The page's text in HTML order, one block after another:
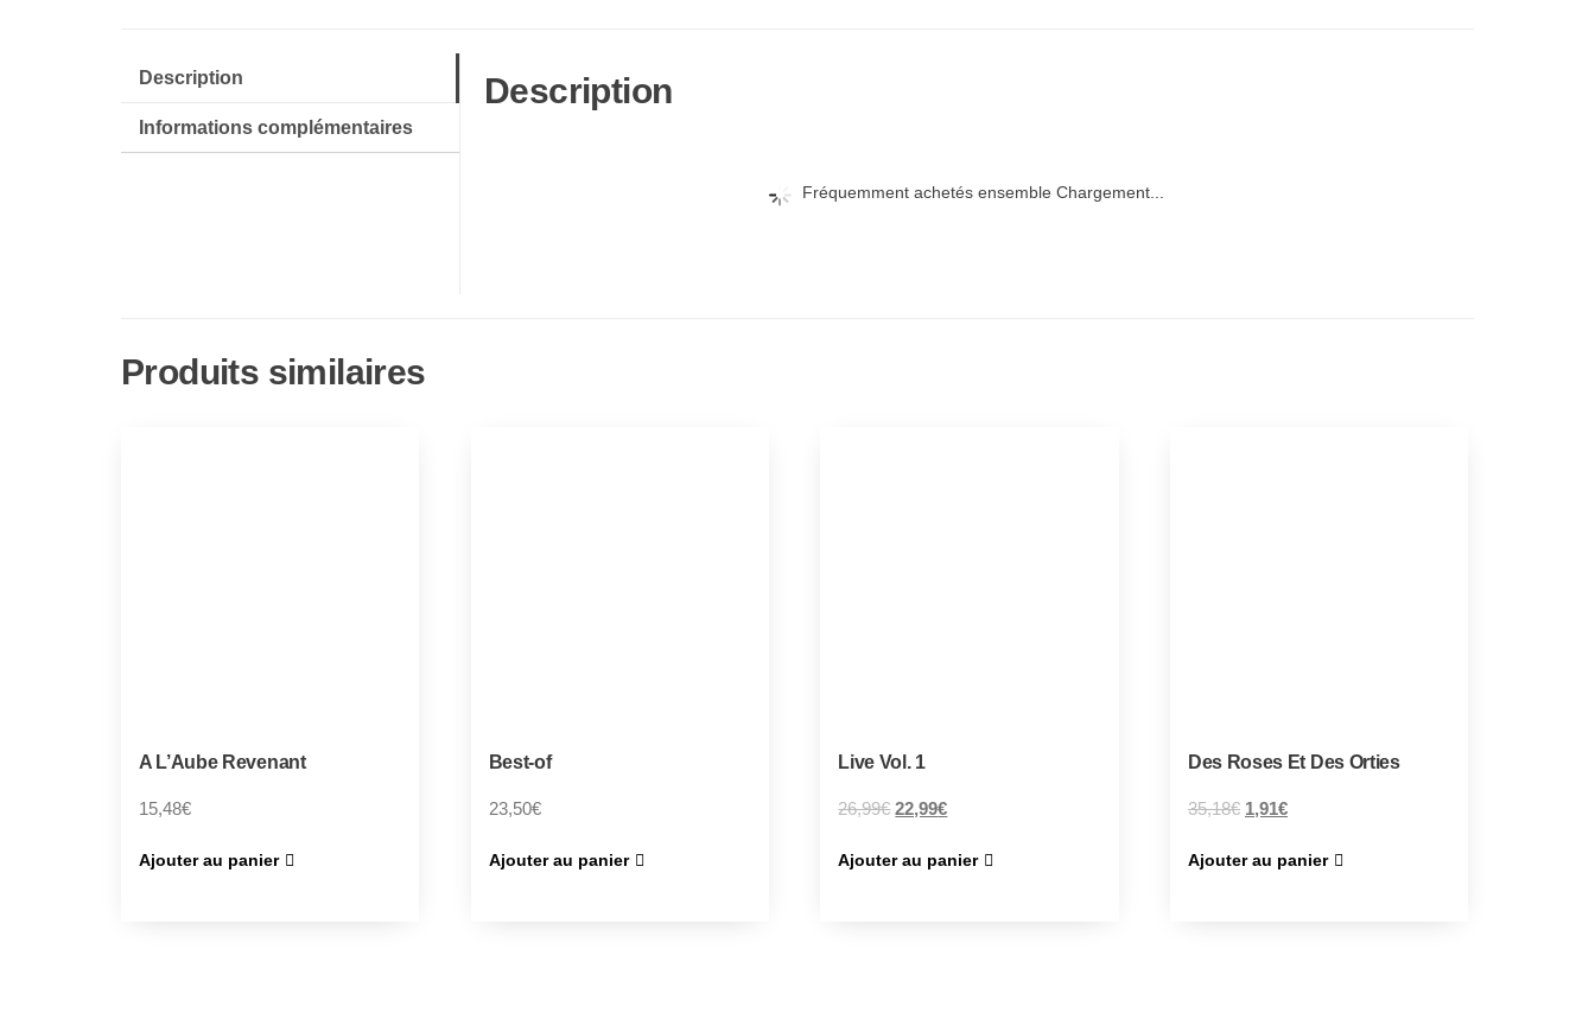
Description
Informations complémentaires
Description
Fréquemment achetés ensemble Chargement...
Produits similaires
A L’Aube Revenant
15,48€
Ajouter au panier
Best-of
23,50€
Ajouter au panier
Live Vol. 1
26,99€ 22,99€
Ajouter au panier
Des Roses Et Des Orties
35,18€ 1,91€
Ajouter au panier